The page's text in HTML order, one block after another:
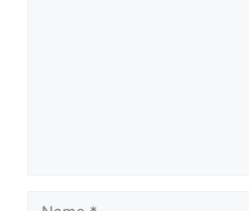
Name